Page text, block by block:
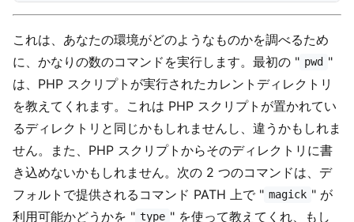
これは、あなたの環境がどのようなものかを調べるため
に、かなりの数のコマンドを実行します。最初の " pwd "
は、PHP スクリプトが実行されたカレントディレクトリ
を教えてくれます。これは PHP スクリプトが置かれてい
るディレクトリと同じかもしれませんし、違うかもしれま
せん。また、PHP スクリプトからそのディレクトリに書
き込めないかもしれません。次の 2 つのコマンドは、デ
フォルトで提供されるコマンド PATH 上で " magick " が
利用可能かどうかを " type " を使って教えてくれ、もし